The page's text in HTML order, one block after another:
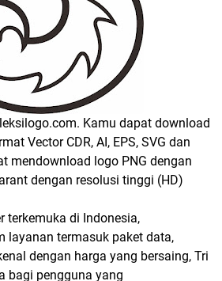
Kamu dapat download
Vector CDR, AI, EPS, SVG dan
mendownload logo PNG dengan
dengan resolusi tinggi (HD)
terkemuka di Indonesia,
layanan termasuk paket data,
dengan harga yang bersaing, Tri
bagi pengguna yang